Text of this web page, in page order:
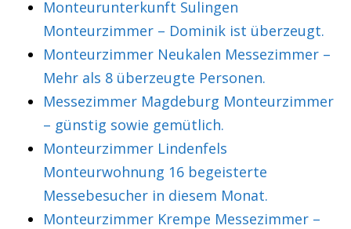
Monteurunterkunft Sulingen
Monteurzimmer – Dominik ist überzeugt.
Monteurzimmer Neukalen Messezimmer –
Mehr als 8 überzeugte Personen.
Messezimmer Magdeburg Monteurzimmer
– günstig sowie gemütlich.
Monteurzimmer Lindenfels
Monteurwohnung 16 begeisterte
Messebesucher in diesem Monat.
Monteurzimmer Krempe Messezimmer –